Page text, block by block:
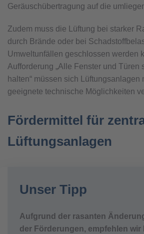
Geräuschübertragung auf die
Zudem muss die Lüftung bei starker
durch Brände oder bei
Umweltunfällen geschlossen werden
Aufforderung „Alle Fenster und Türen
halten“ müssen sich Lüftungsanlagen
geeignete technische Möglichkeiten
Fördermittel für
Lüftungsanlagen
Unser Tipp
Aufgrund der rasanten
der Förderungen, empfehlen wir